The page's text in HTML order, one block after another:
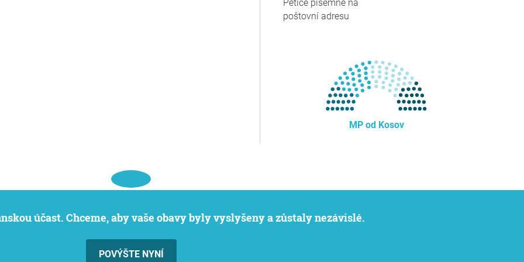
Petice písemně na
poštovní adresu
MP od Kosov
účast. Chceme, aby vaše obavy byly vyslyšeny a zůstaly nezávislé.
POVÝŠTE NYNÍ